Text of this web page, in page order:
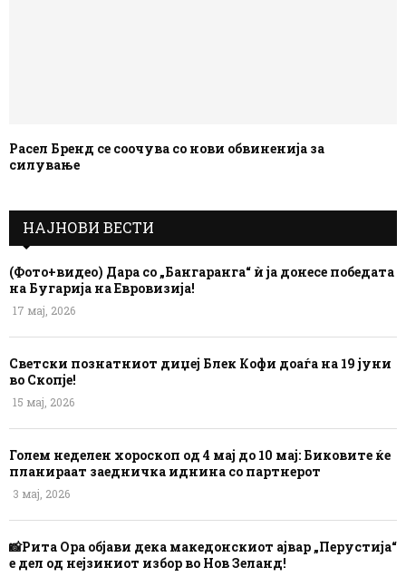
Расел Бренд се соочува со нови обвиненија за
силување
НАЈНОВИ ВЕСТИ
(Фото+видео) Дара со „Бангаранга“ ѝ ја донесе победата
на Бугарија на Евровизија!
17 мај, 2026
Светски познатниот диџеј Блек Кофи доаѓа на 19 јуни
во Скопје!
15 мај, 2026
Голем неделен хороскоп од 4 мај до 10 мај: Биковите ќе
планираат заедничка иднина со партнерот
3 мај, 2026
📸Рита Ора објави дека македонскиот ајвар „Перустија“
е дел од нејзиниот избор во Нов Зеланд!